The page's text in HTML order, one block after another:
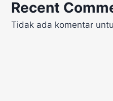
Recent
Tidak ada komentar